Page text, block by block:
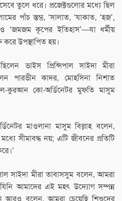
তুলে ধরে। প্রজেক্টগুলোর মধ্যে ছিল
পাঁচ স্তম্ভ, ‘সালাত, ‘যাকাত, ‘হজ’,
‘জমজম কূপের ইতিহাস’—যা ধর্মীয়
করে উপস্থাপিত হয়।
ভাইস প্রিন্সিপাল সাইদা মীরা
পারভীন কাদর, মোহসিনা নিশাত
কুরআন কো-অর্ডিনেটর মুফতি মাসুম
মাওলানা মাসুম বিল্লাহ বলেন,
সীমাবদ্ধ নয়; এটি জীবনের প্রতিটি
সাইদা মীরা তাবাসসুম বলেন, আমরা
আমাদের এই মহৎ উদ্যোগ সম্পন্ন
আরও বলেন, আমরা চেয়েছি শিশুদের